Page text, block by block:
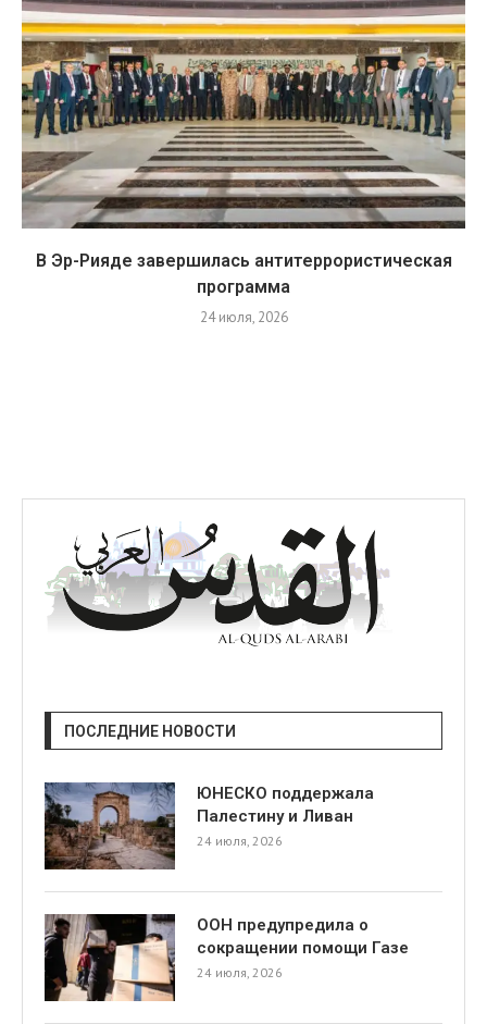
В Эр-Рияде завершилась антитеррористическая
программа
24 июля, 2026
ПОСЛЕДНИЕ НОВОСТИ
ЮНЕСКО поддержала
Палестину и Ливан
24 июля, 2026
ООН предупредила о
сокращении помощи Газе
24 июля, 2026